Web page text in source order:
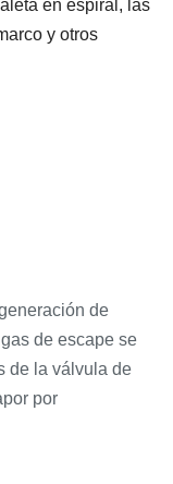
en espiral, las
y otros
de
de escape se
de la válvula de
por